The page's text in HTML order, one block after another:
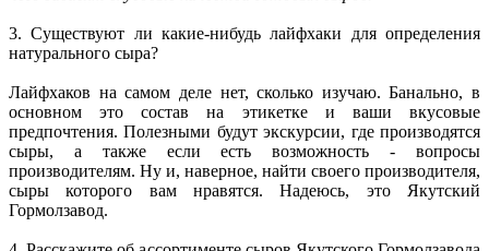
3. Существуют ли какие-нибудь лайфхаки для определения
натурального сыра?
Лайфхаков на самом деле нет, сколько изучаю. Банально, в
основном это состав на этикетке и ваши вкусовые
предпочтения. Полезными будут экскурсии, где производятся
сыры, а также если есть возможность - вопросы
производителям. Ну и, наверное, найти своего производителя,
сыры которого вам нравятся. Надеюсь, это Якутский
Гормолзавод.